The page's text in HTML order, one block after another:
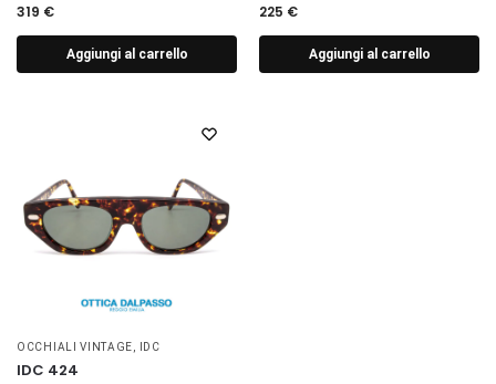
319 €
Aggiungi al carrello
225 €
Aggiungi al carrello
OCCHIALI VINTAGE IDC
IDC 424